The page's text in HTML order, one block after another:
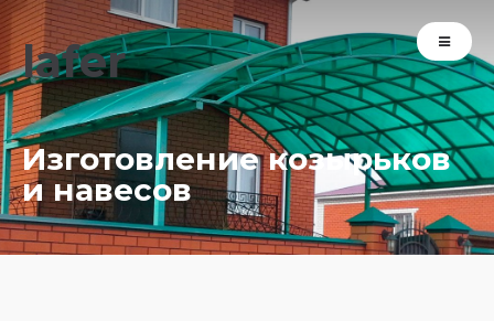
lafer
Изготовление козырьков
и навесов